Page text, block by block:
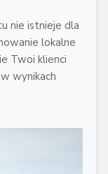
nie istnieje dla
lokalne
Twoi klienci
wynikach